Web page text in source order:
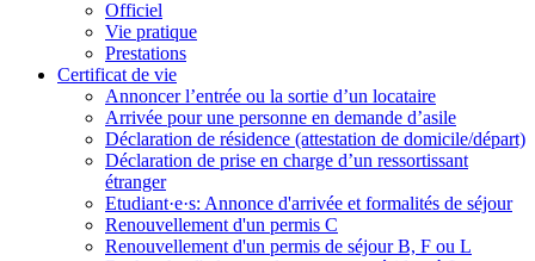
Officiel
Vie pratique
Prestations
Certificat de vie
Annoncer l’entrée ou la sortie d’un locataire
Arrivée pour une personne en demande d’asile
Déclaration de résidence (attestation de domicile/départ)
Déclaration de prise en charge d’un ressortissant
étranger
Etudiant·e·s: Annonce d'arrivée et formalités de séjour
Renouvellement d'un permis C
Renouvellement d'un permis de séjour B, F ou L